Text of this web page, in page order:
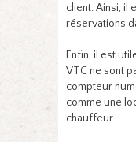
client. Ainsi, il
réservations
Enfin, il est
VTC ne sont
compteur
comme une
chauffeur.